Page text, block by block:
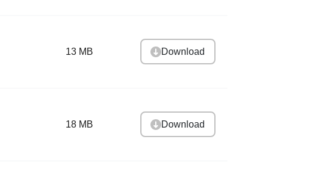
13 MB Download
18 MB Download